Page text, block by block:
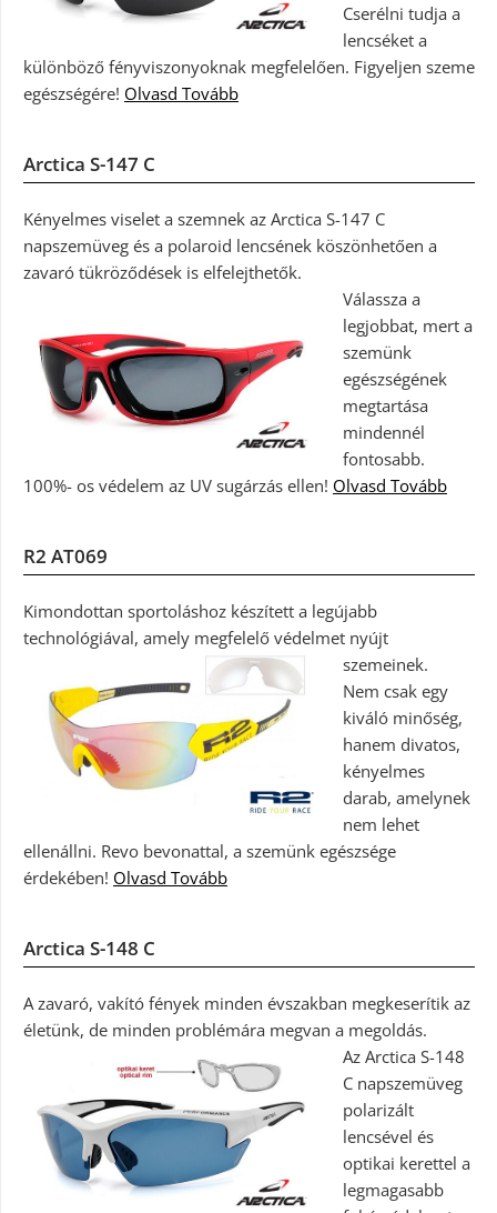
Cserélni tudja a
lencséket a
különböző fényviszonyoknak megfelelően. Figyeljen szeme
egészségére! Olvasd Tovább
Arctica S-147 C
Kényelmes viselet a szemnek az Arctica S-147 C
napszemüveg és a polaroid lencsének köszönhetően a
zavaró tükröződések is elfelejthetők.
Válassza a
legjobbat, mert a
szemünk
egészségének
megtartása
mindennél
fontosabb.
100%- os védelem az UV sugárzás ellen! Olvasd Tovább
R2 AT069
Kimondottan sportoláshoz készített a legújabb
technológiával, amely megfelelő védelmet nyújt
szemeinek.
Nem csak egy
kiváló minőség,
hanem divatos,
kényelmes
darab, amelynek
nem lehet
ellenállni. Revo bevonattal, a szemünk egészsége
érdekében! Olvasd Tovább
Arctica S-148 C
A zavaró, vakító fények minden évszakban megkeserítik az
életünk, de minden problémára megvan a megoldás.
Az Arctica S-148
C napszemüveg
polarizált
lencsével és
optikai kerettel a
legmagasabb